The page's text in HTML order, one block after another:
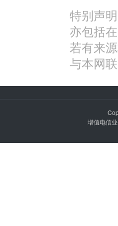
特别声
亦包括
若有来
与本网
增值电信